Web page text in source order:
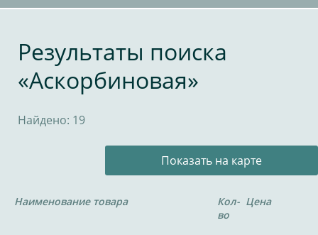
Результаты поиска
«Аскорбиновая»
Найдено: 19
Показать на карте
Наименование товара
Кол-
во
Цена